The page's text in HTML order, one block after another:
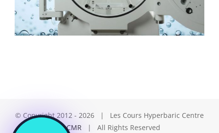
© Copyright 2012 - 2026 | Les Cours Hyperbaric Centre
byLCMR| All Rights Reserved